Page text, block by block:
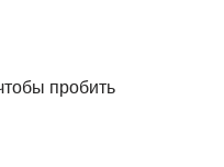
пробить